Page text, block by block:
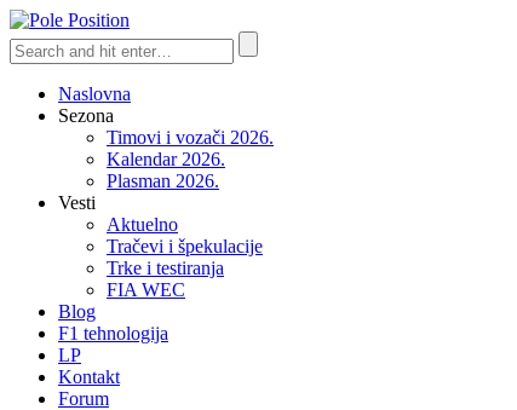
Naslovna
Sezona
Timovi i vozači 2026.
Kalendar 2026.
Plasman 2026.
Vesti
Aktuelno
Tračevi i špekulacije
Trke i testiranja
FIA WEC
Blog
F1 tehnologija
LP
Kontakt
Forum